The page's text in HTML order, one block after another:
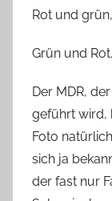
Rot und
Grün und
Der MDR,
geführt wird,
Foto
sich ja
der fast nur